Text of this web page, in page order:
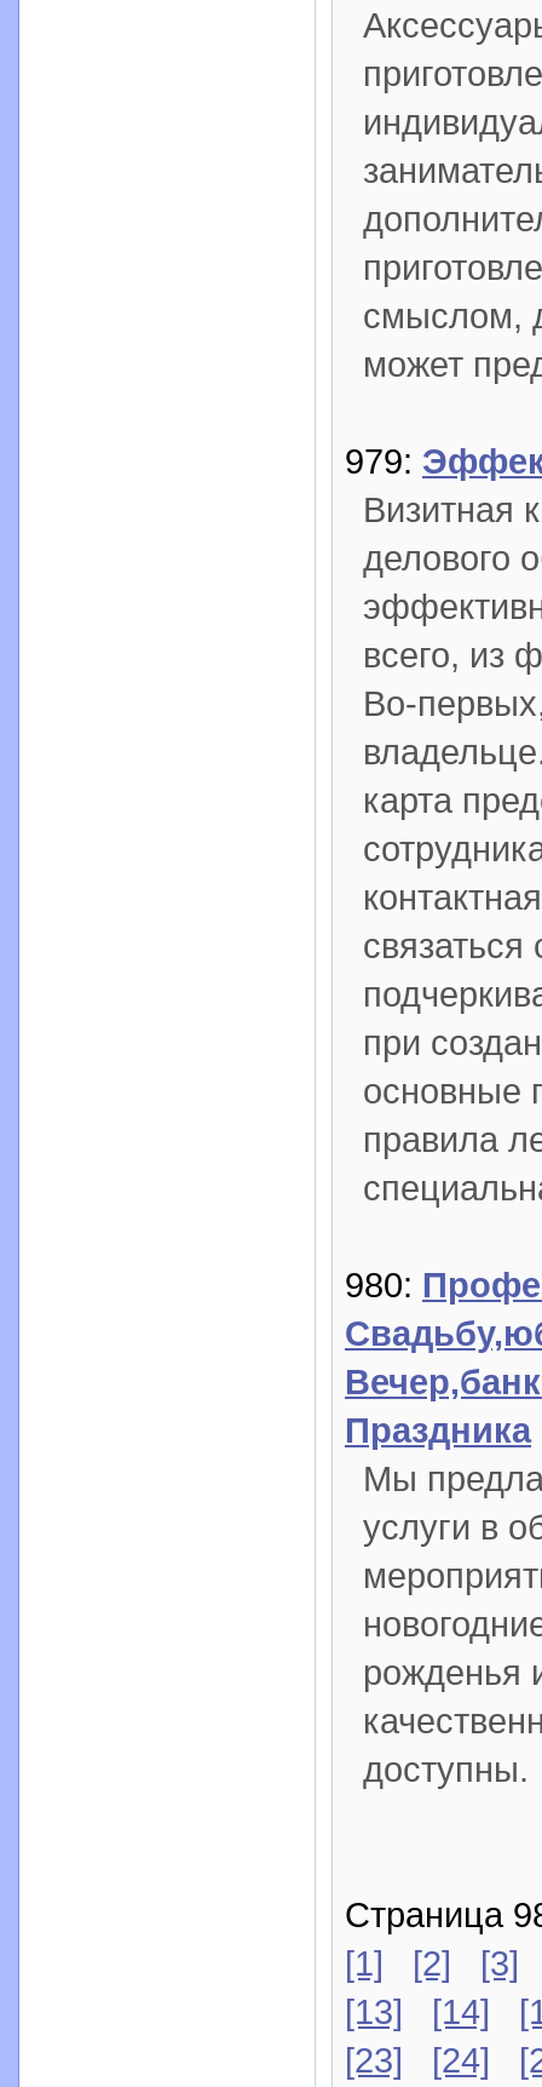
смыслом,
может
979:
Визитная
делового
всего, из
Во-
карта
при
основные
правила
980:
Праздника
Мы
услуги в
рожденья
доступны.
Страница
[1]
[2]
[3]
[13]
[14]
[23]
[24]